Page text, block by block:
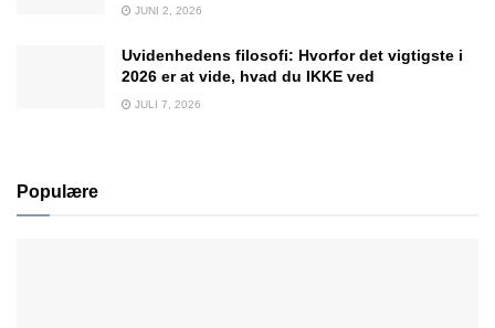
JUNI 2, 2026
Uvidenhedens filosofi: Hvorfor det vigtigste i
2026 er at vide, hvad du IKKE ved
JULI 7, 2026
Populære